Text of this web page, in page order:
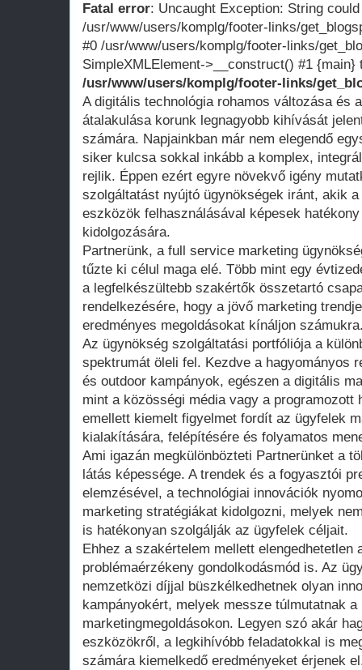
Fatal error: Uncaught Exception: String
/usr/www/users/komplg/footer-links/
#0 /usr/www/users/komplg/footer-links/
SimpleXMLElement->__construct() #1 {main}
/usr/www/users/komplg/footer-links/
A digitális technológia rohamos változása és
átalakulása korunk legnagyobb kihívását
számára. Napjainkban már nem elegendő
siker kulcsa sokkal inkább a komplex,
rejlik. Éppen ezért egyre növekvő igény
szolgáltatást nyújtó ügynökségek iránt, akik
eszközök felhasználásával képesek
kidolgozására.
Partnerünk, a full service marketing
tűzte ki célul maga elé. Több mint egy
a legfelkészültebb szakértők összetartó
rendelkezésére, hogy a jövő marketing
eredményes megoldásokat kínáljon
Az ügynökség szolgáltatási portfóliója a
spektrumát öleli fel. Kezdve a hagyományos
és outdoor kampányok, egészen a digitális
mint a közösségi média vagy a programozott
emellett kiemelt figyelmet fordít az ügyfelek
kialakítására, felépítésére és folyamatos
Ami igazán megkülönbözteti Partnerünket a
látás képessége. A trendek és a fogyasztói
elemzésével, a technológiai innovációk
marketing stratégiákat kidolgozni, melyek
is hatékonyan szolgálják az ügyfelek céljait.
Ehhez a szakértelem mellett elengedhetetlen
problémaérzékeny gondolkodásmód is. Az
nemzetközi díjjal büszkélkedhetnek olyan
kampányokért, melyek messze túlmutatnak a
marketingmegoldásokon. Legyen szó akár
eszközökről, a legkihívóbb feladatokkal is
számára kiemelkedő eredményeket érjenek